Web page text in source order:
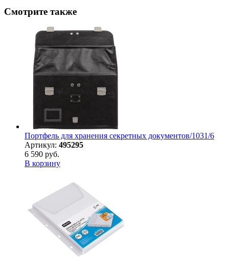
Смотрите также
Портфель для хранения секретных документов/1031/6
Артикул: 495295
6 590 руб.
В корзину